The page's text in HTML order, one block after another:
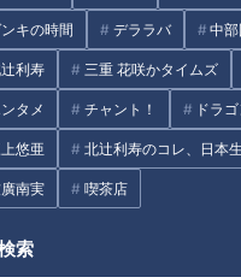
キの時間 デララバ 中
利寿 三重 花咲かタイムズ
タメ チャント！ ドラ
悠亜 北辻利寿のコレ、日本
南実 喫茶店
索
矛盾だろうか。舞踊の面白
動かんようにして舞ふ』の
る」と演劇評論家の渡辺保
上八千代は「他流とは異な
り”とは、人間が文楽のよう